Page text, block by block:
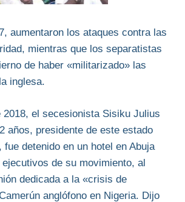
aumentaron los ataques contra las
mientras que los separatistas
de haber «militarizado» las
inglesa.
2018, el secesionista Sisiku Julius
años, presidente de este estado
fue detenido en un hotel en Abuja
de su movimiento, al
dedicada a la «crisis de
anglófono en Nigeria. Dijo